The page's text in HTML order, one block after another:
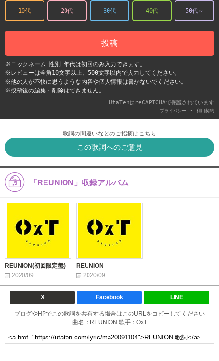
10代 20代 30代 40代 50代～
投稿
※ニックネーム･性別･年代は初回のみ入力できます。
※レビューは全角10文字以上、500文字以内で入力してください。
※他の人が不快に思うような内容や個人情報は書かないでください。
※投稿後の編集・削除はできません。
UtaTenはreCAPTCHAで保護されています
プライバシー - 利用契約
歌詞の間違いなどのご指摘はこちら
この歌詞へのご意見
「REUNION」収録アルバム
REUNION(初回限定盤)
2020/09
REUNION
2020/09
X Facebook LINE
ブログやHPでこの歌詞を共有する場合はこのURLをコピーしてください
曲名：REUNION 歌手：OxT